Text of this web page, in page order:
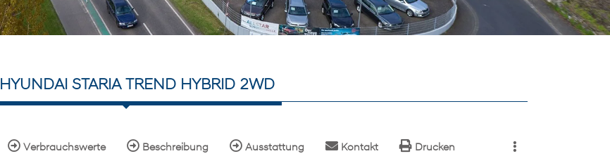
HYUNDAI STARIA TREND HYBRID 2WD
Verbrauchswerte Beschreibung Ausstattung Kontakt Drucken